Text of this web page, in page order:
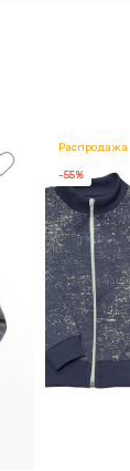
Распродажа
-55%